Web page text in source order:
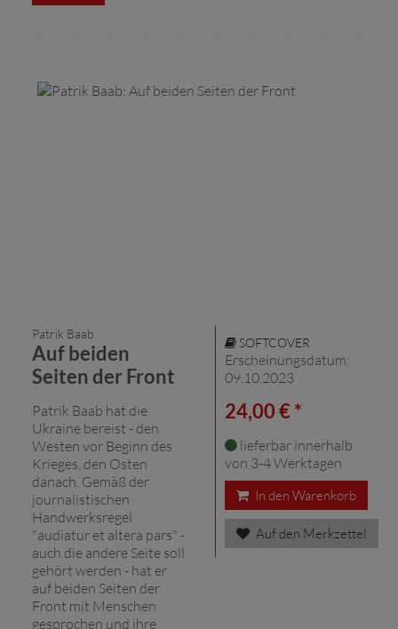
Patrik Baab
Auf beiden
Seiten der Front
Patrik Baab hat die
Ukraine bereist - den
Westen vor Beginn des
Krieges, den Osten
danach. Gemäß der
journalistischen
Handwerksregel
"audiatur et altera pars" -
auch die andere Seite soll
gehört werden - hat er
auf beiden Seiten der
Front mit Menschen
gesprochen und ihre
SOFTCOVER
Erscheinungsdatum:
09.10.2023
24,00 € *
lieferbar innerhalb
von 3-4 Werktagen
In den Warenkorb
Auf den Merkzettel